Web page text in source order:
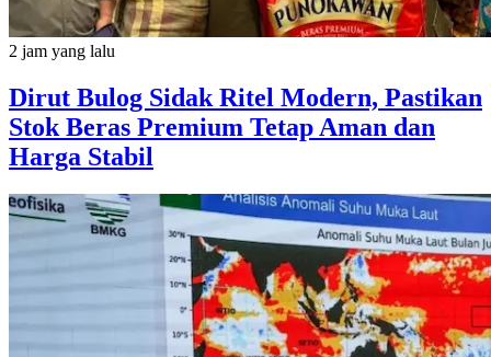
2 jam yang lalu
Dirut Bulog Sidak Ritel Modern, Pastikan
Stok Beras Premium Tetap Aman dan
Harga Stabil